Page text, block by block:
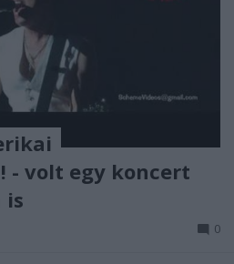
- volt egy koncert
is
0